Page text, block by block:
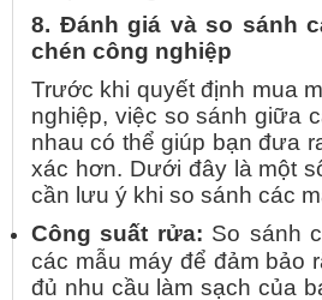
8. Đánh giá và so sánh
chén công nghiệp
Trước khi quyết định mua
nghiệp, việc so sánh giữa
nhau có thể giúp bạn đưa
xác hơn. Dưới đây là một
cần lưu ý khi so sánh các
Công suất rửa: So sánh
các mẫu máy để đảm bảo
đủ nhu cầu làm sạch của